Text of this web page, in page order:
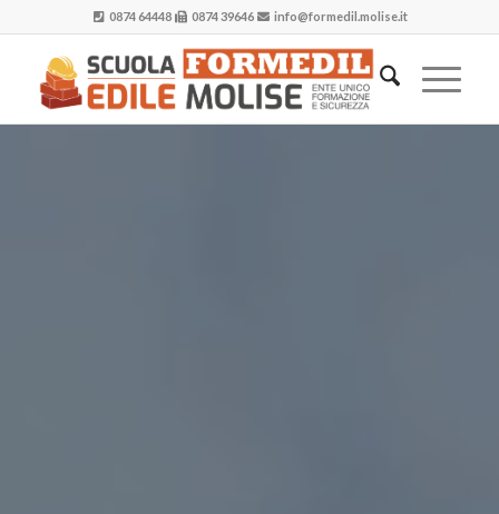
0874 64448 0874 39646 info@formedil.molise.it